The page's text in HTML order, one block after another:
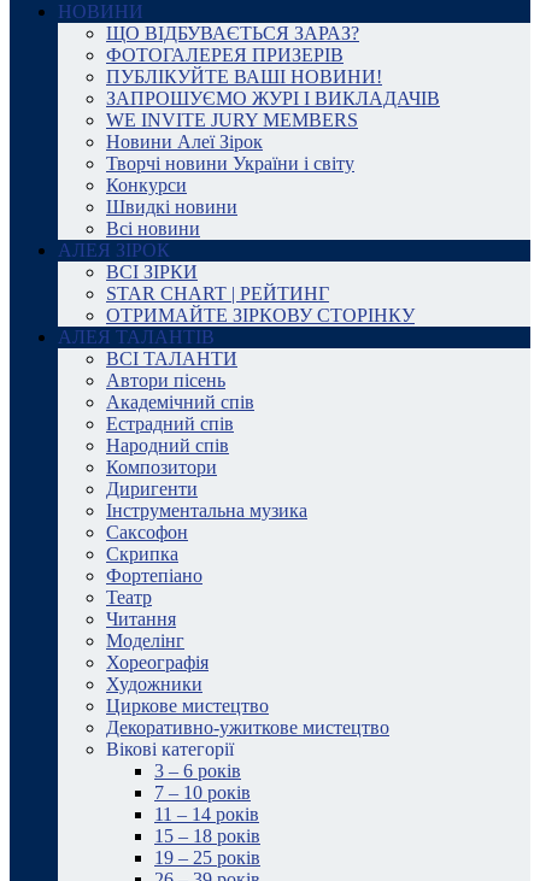
НОВИНИ
ЩО ВІДБУВАЄТЬСЯ ЗАРАЗ?
ФОТОГАЛЕРЕЯ ПРИЗЕРІВ
ПУБЛІКУЙТЕ ВАШІ НОВИНИ!
ЗАПРОШУЄМО ЖУРІ І ВИКЛАДАЧІВ
WE INVITE JURY MEMBERS
Новини Алеї Зірок
Творчі новини України і світу
Конкурси
Швидкі новини
Всі новини
АЛЕЯ ЗІРОК
ВСІ ЗІРКИ
STAR CHART | РЕЙТИНГ
ОТРИМАЙТЕ ЗІРКОВУ СТОРІНКУ
АЛЕЯ ТАЛАНТІВ
ВСІ ТАЛАНТИ
Автори пісень
Академічний спів
Естрадний спів
Народний спів
Композитори
Диригенти
Інструментальна музика
Саксофон
Скрипка
Фортепіано
Театр
Читання
Моделінг
Хореографія
Художники
Циркове мистецтво
Декоративно-ужиткове мистецтво
Вікові категорії
3 – 6 років
7 – 10 років
11 – 14 років
15 – 18 років
19 – 25 років